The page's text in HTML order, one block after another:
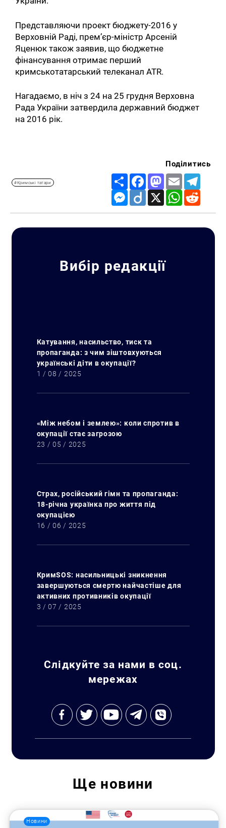
Представляючи проект бюджету-2016 у
Верховній Раді, прем’єр-міністр Арсеній
Яценюк також заявив, що бюджетне
фінансування отримає перший
кримськотатарський телеканал ATR.
Нагадаємо, в ніч з 24 на 25 грудня Верховна
Рада України затвердила державний бюджет
на 2016 рік.
#Кримські татари
Поділитись
Share FacebookMastodon
Email
Messenger
Diigo X WhatsApp
Вибір редакції
Катування, насильство, тиск та
пропаганда: з чим зіштовхуються
українські діти в окупації?
1 / 08 / 2025
«Між небом і землею»: коли спротив в
окупації стає загрозою
23 / 05 / 2025
Страх, російський гімн та пропаганда:
18-річна українка про життя під
окупацією
16 / 06 / 2025
КримSOS: насильницькі зникнення
завершуються смертю найчастіше для
активних противників окупації
3 / 07 / 2025
Слідкуйте за нами в соц.
мережах
Ще новини
Новини